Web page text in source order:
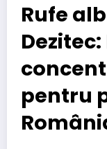
Rufe
pentru